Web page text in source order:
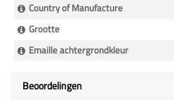
Country of Manufacture
Grootte
Emaille achtergrondkleur
Beoordelingen